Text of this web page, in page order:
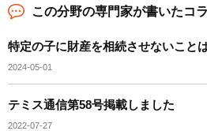
この分野の専門家が書いたコ
特定の子に財産を相続させないこと
2024-05-01
テミス通信第58号掲載しました
2022-07-27